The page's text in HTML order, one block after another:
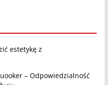
estetykę z
– Odpowiedzialność